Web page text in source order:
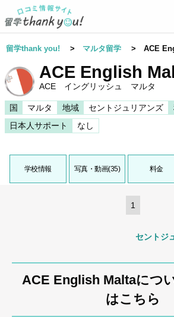
留学thank you! > マルタ留学 > ACE
ACE English
ACE イングリッシュ マルタ
国 マルタ 地域 セントジュリアンズ
日本人サポート
なし
学校情報 写真・動画(35) 料金
1
セントジ
ACE English Maltaにつ
はこちら